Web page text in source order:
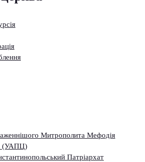
Митрополита Мефодія
(УАПЦ)
Патріархат